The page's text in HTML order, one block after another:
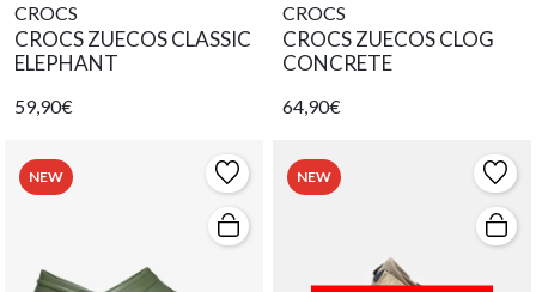
CROCS
CROCS ZUECOS CLASSIC
ELEPHANT
59,90€
CROCS
CROCS ZUECOS CLOG
CONCRETE
64,90€
NEW NEW